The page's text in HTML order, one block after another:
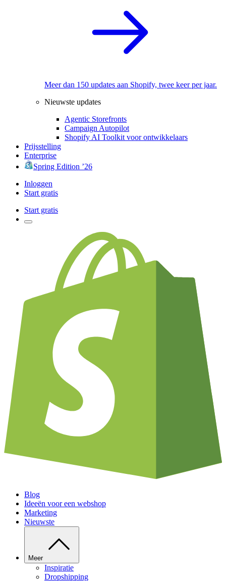
Meer dan 150 updates aan Shopify, twee keer per jaar.
Nieuwste updates
Agentic Storefronts
Campaign Autopilot
Shopify AI Toolkit voor ontwikkelaars
Prijsstelling
Enterprise
Spring Edition ’26
Inloggen
Start gratis
Start gratis
Blog
Ideeën voor een webshop
Marketing
Nieuwste
Meer
Inspiratie
Dropshipping